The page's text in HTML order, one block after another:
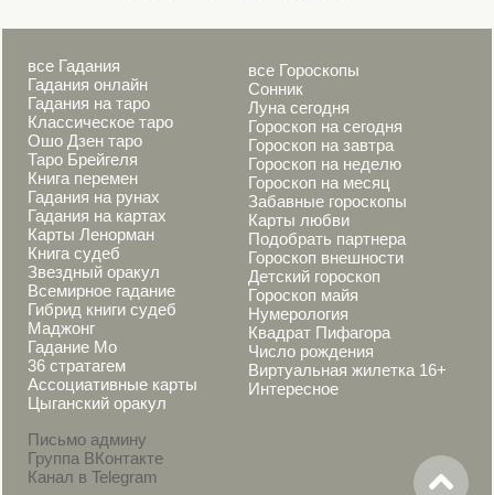
все Гадания
Гадания онлайн
Гадания на таро
Классическое таро
Ошо Дзен таро
Таро Брейгеля
Книга перемен
Гадания на рунах
Гадания на картах
Карты Ленорман
Книга судеб
Звездный оракул
Всемирное гадание
Гибрид книги судеб
Маджонг
Гадание Мо
36 стратагем
Ассоциативные карты
Цыганский оракул
Письмо админу
Группа ВКонтакте
Канал в Telegram
все Гороскопы
Сонник
Луна сегодня
Гороскоп на сегодня
Гороскоп на завтра
Гороскоп на неделю
Гороскоп на месяц
Забавные гороскопы
Карты любви
Подобрать партнера
Гороскоп внешности
Детский гороскоп
Гороскоп майя
Нумерология
Квадрат Пифагора
Число рождения
Виртуальная жилетка 16+
Интересное